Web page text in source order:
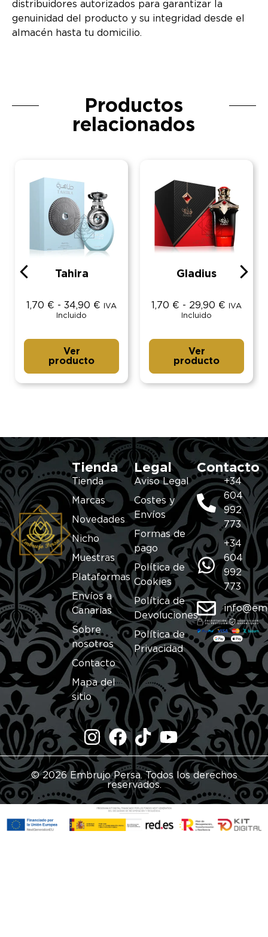
distribuidores autorizados para garantizar la
genuinidad del producto y su integridad desde el
almacén hasta tu domicilio.
Productos
relacionados
Tahira
1,70 € - 34,90 €
IVA
Incluido
Ver
producto
Gladius
1,70 € - 29,90 €
IVA
Incluido
Ver
producto
Tienda
Tienda
Marcas
Novedades
Nicho
Muestras
Plataformas
Envíos a
Canarias
Sobre
nosotros
Contacto
Mapa del
sitio
Legal
Aviso Legal
Costes y
Envíos
Formas de
pago
Política de
Cookies
Política de
Devoluciones
Política de
Privacidad
Contacto
+34
604
992
773
+34
604
992
773
© 2026 Embrujo Persa. Todos los derechos
reservados.